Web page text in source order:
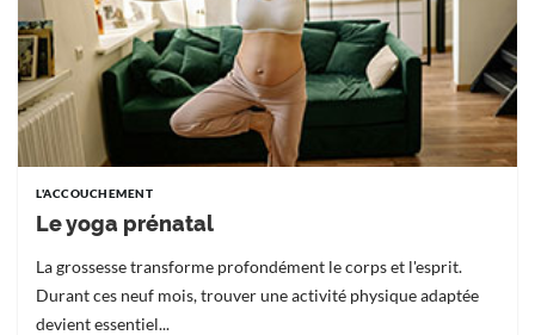
L'ACCOUCHEMENT
Le yoga prénatal
La grossesse transforme profondément le corps et l'esprit.
Durant ces neuf mois, trouver une activité physique adaptée
devient essentiel...